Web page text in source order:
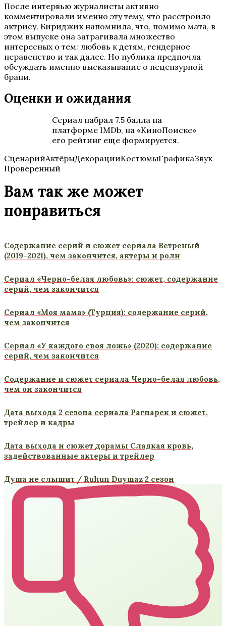
После интервью журналисты активно
комментировали именно эту тему, что расстроило
актрису. Бириджик напомнила, что, помимо мата, в
этом выпуске она затрагивала множество
интересных о тем: любовь к детям, гендерное
неравенство и так далее. Но публика предпочла
обсуждать именно высказывание о нецензурной
брани.
Оценки и ожидания
Сериал набрал 7.5 балла на
платформе IMDb, на «КиноПоиске»
его рейтинг еще формируется.
СценарийАктёрыДекорацииКостюмыГрафикаЗвук
Проверенный
Вам так же может
понравиться
Содержание серий и сюжет сериала Ветреный
(2019-2021), чем закончится, актеры и роли
Сериал «Черно-белая любовь»: сюжет, содержание
серий, чем закончится
Сериал «Моя мама» (Турция): содержание серий,
чем закончится
Сериал «У каждого своя ложь» (2020): содержание
серий, чем закончится
Содержание и сюжет сериала Черно-белая любовь,
чем он закончится
Дата выхода 2 сезона сериала Рагнарек и сюжет,
трейлер и кадры
Дата выхода и сюжет дорамы Сладкая кровь,
задействованные актеры и трейлер
Душа не слышит / Ruhun Duymaz 2 сезон